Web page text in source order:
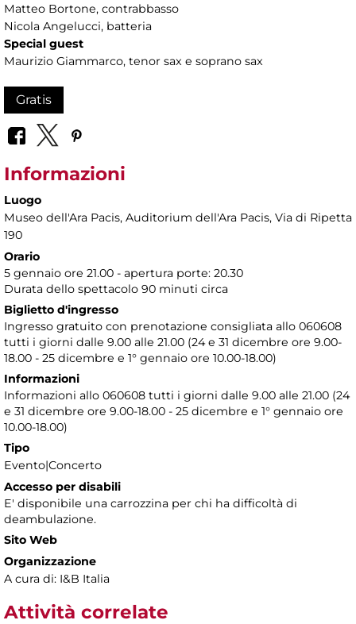
Matteo Bortone, contrabbasso
Nicola Angelucci, batteria
Special guest
Maurizio Giammarco, tenor sax e soprano sax
Gratis
Informazioni
Luogo
Museo dell'Ara Pacis, Auditorium dell'Ara Pacis, Via di Ripetta
190
Orario
5 gennaio ore 21.00 - apertura porte: 20.30
Durata dello spettacolo 90 minuti circa
Biglietto d'ingresso
Ingresso gratuito con prenotazione consigliata allo 060608
tutti i giorni dalle 9.00 alle 21.00 (24 e 31 dicembre ore 9.00-
18.00 - 25 dicembre e 1° gennaio ore 10.00-18.00)
Informazioni
Informazioni allo 060608 tutti i giorni dalle 9.00 alle 21.00 (24
e 31 dicembre ore 9.00-18.00 - 25 dicembre e 1° gennaio ore
10.00-18.00)
Tipo
Evento|Concerto
Accesso per disabili
E' disponibile una carrozzina per chi ha difficoltà di
deambulazione.
Sito Web
Organizzazione
A cura di: I&B Italia
Attività correlate